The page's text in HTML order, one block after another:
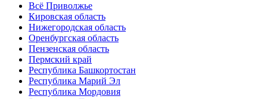
Всё Приволжье
Кировская область
Нижегородская область
Оренбургская область
Пензенская область
Пермский край
Республика Башкортостан
Республика Марий Эл
Республика Мордовия